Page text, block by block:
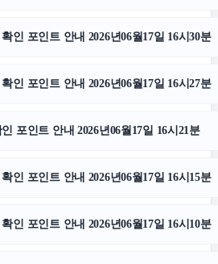
인 포인트 안내 2026년06월17일 16시30분
인 포인트 안내 2026년06월17일 16시27분
포인트 안내 2026년06월17일 16시21분
인 포인트 안내 2026년06월17일 16시15분
인 포인트 안내 2026년06월17일 16시10분